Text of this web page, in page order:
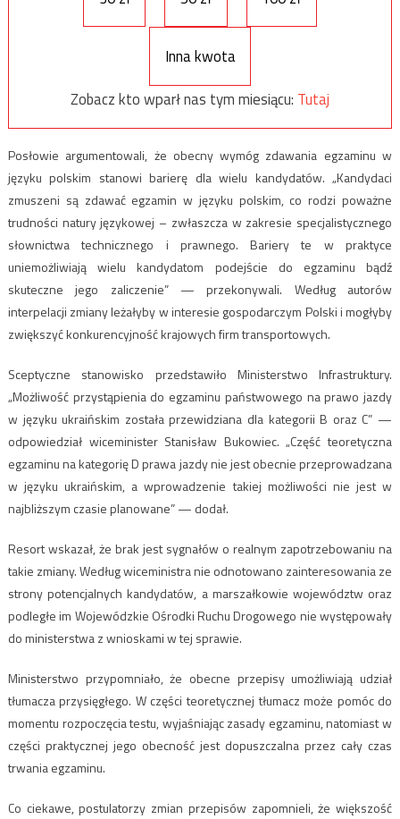
Inna kwota
Zobacz kto wparł nas tym miesiącu: Tutaj
Posłowie argumentowali, że obecny wymóg zdawania egzaminu w
języku polskim stanowi barierę dla wielu kandydatów. „Kandydaci
zmuszeni są zdawać egzamin w języku polskim, co rodzi poważne
trudności natury językowej – zwłaszcza w zakresie specjalistycznego
słownictwa technicznego i prawnego. Bariery te w praktyce
uniemożliwiają wielu kandydatom podejście do egzaminu bądź
skuteczne jego zaliczenie” — przekonywali. Według autorów
interpelacji zmiany leżałyby w interesie gospodarczym Polski i mogłyby
zwiększyć konkurencyjność krajowych firm transportowych.
Sceptyczne stanowisko przedstawiło Ministerstwo Infrastruktury.
„Możliwość przystąpienia do egzaminu państwowego na prawo jazdy
w języku ukraińskim została przewidziana dla kategorii B oraz C” —
odpowiedział wiceminister Stanisław Bukowiec. „Część teoretyczna
egzaminu na kategorię D prawa jazdy nie jest obecnie przeprowadzana
w języku ukraińskim, a wprowadzenie takiej możliwości nie jest w
najbliższym czasie planowane” — dodał.
Resort wskazał, że brak jest sygnałów o realnym zapotrzebowaniu na
takie zmiany. Według wiceministra nie odnotowano zainteresowania ze
strony potencjalnych kandydatów, a marszałkowie województw oraz
podległe im Wojewódzkie Ośrodki Ruchu Drogowego nie występowały
do ministerstwa z wnioskami w tej sprawie.
Ministerstwo przypomniało, że obecne przepisy umożliwiają udział
tłumacza przysięgłego. W części teoretycznej tłumacz może pomóc do
momentu rozpoczęcia testu, wyjaśniając zasady egzaminu, natomiast w
części praktycznej jego obecność jest dopuszczalna przez cały czas
trwania egzaminu.
Co ciekawe, postulatorzy zmian przepisów zapomnieli, że większość